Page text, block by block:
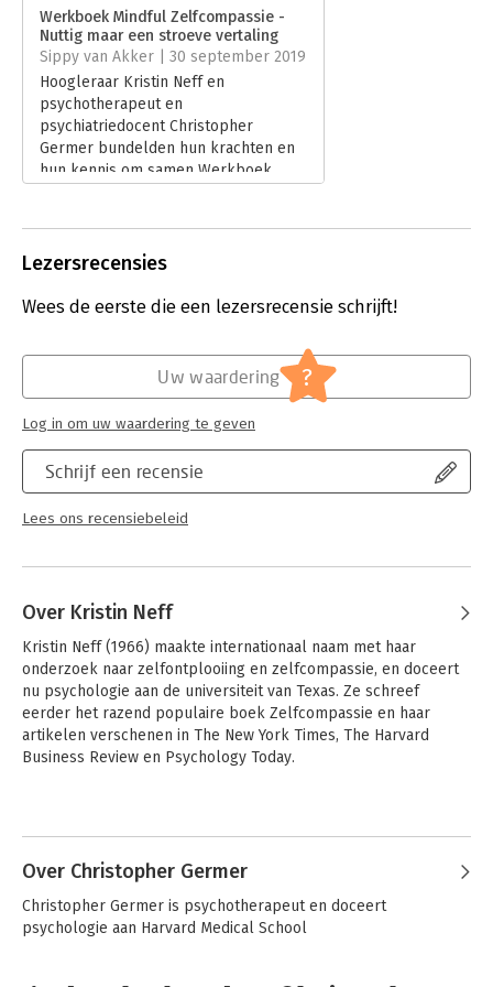
Verschijningsdatum:
27-6-2019
Hoofdrubriek: Psychologie
Werkboek Mindful Zelfcompassie -
Nuttig maar een stroeve vertaling
Sippy van Akker | 30 september 2019
Hoogleraar Kristin Neff en
psychotherapeut en
psychiatriedocent Christopher
Germer bundelden hun krachten en
hun kennis om samen Werkboek
Lezersrecensies
Wees de eerste die een lezersrecensie schrijft!
Schrijf een recensie
Lees ons recensiebeleid
Uw waardering ?
Log in om uw waardering te geven
Over Kristin Neff
Kristin Neff (1966) maakte internationaal naam met haar
onderzoek naar zelfontplooiing en zelfcompassie, en doceert
nu psychologie aan de universiteit van Texas. Ze schreef
eerder het razend populaire boek Zelfcompassie en haar
artikelen verschenen in The New York Times, The Harvard
Business Review en Psychology Today.
Over Christopher Germer
Christopher Germer is psychotherapeut en doceert
psychologie aan Harvard Medical School